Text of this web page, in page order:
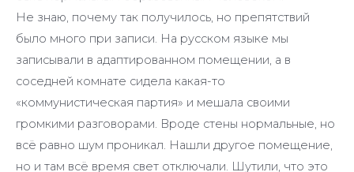
Не знаю, почему так получилось, но препятствий
было много при записи. На русском языке мы
записывали в адаптированном помещении, а в
соседней комнате сидела какая-то
«коммунистическая партия» и мешала своими
громкими разговорами. Вроде стены нормальные, но
всё равно шум проникал. Нашли другое помещение,
но и там всё время свет отключали. Шутили, что это